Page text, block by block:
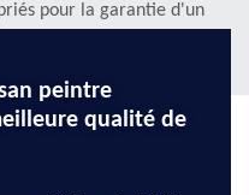
pour la garantie d'un
peintre
qualité de